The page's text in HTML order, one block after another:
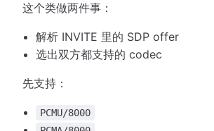
这个类做两件事：
解析 INVITE 里的 SDP offer
选出双方都支持的 codec
先支持：
PCMU/8000